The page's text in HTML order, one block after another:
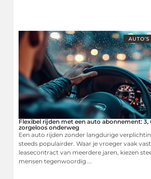
Flexibel rijden met een auto abonnement: 3,
zorgeloos onderweg
Een auto rijden zonder langdurige
steeds populairder. Waar je vroeger vaak
leasecontract van meerdere jaren, kiezen
mensen tegenwoordig ...